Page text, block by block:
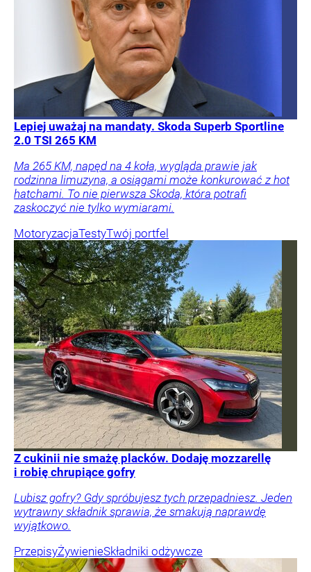
Lepiej uważaj na mandaty. Skoda Superb Sportline
2.0 TSI 265 KM
Ma 265 KM, napęd na 4 koła, wygląda prawie jak
rodzinna limuzyna, a osiągami może konkurować z hot
hatchami. To nie pierwsza Skoda, która potrafi
zaskoczyć nie tylko wymiarami.
MotoryzacjaTestyTwój portfel
Z cukinii nie smażę placków. Dodaję mozzarellę
i robię chrupiące gofry
Lubisz gofry? Gdy spróbujesz tych przepadniesz. Jeden
wytrawny składnik sprawia, że smakują naprawdę
wyjątkowo.
PrzepisyŻywienieSkładniki odżywcze